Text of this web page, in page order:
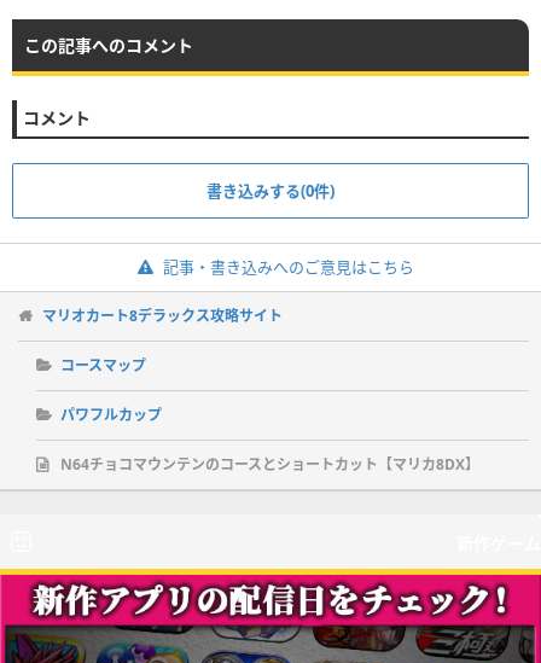
この記事へのコメント
コメント
書き込みする(0件)
記事・書き込みへのご意見はこちら
マリオカート8デラックス攻略サイト
コースマップ
パワフルカップ
N64チョコマウンテンのコースとショートカット【マリカ8DX】